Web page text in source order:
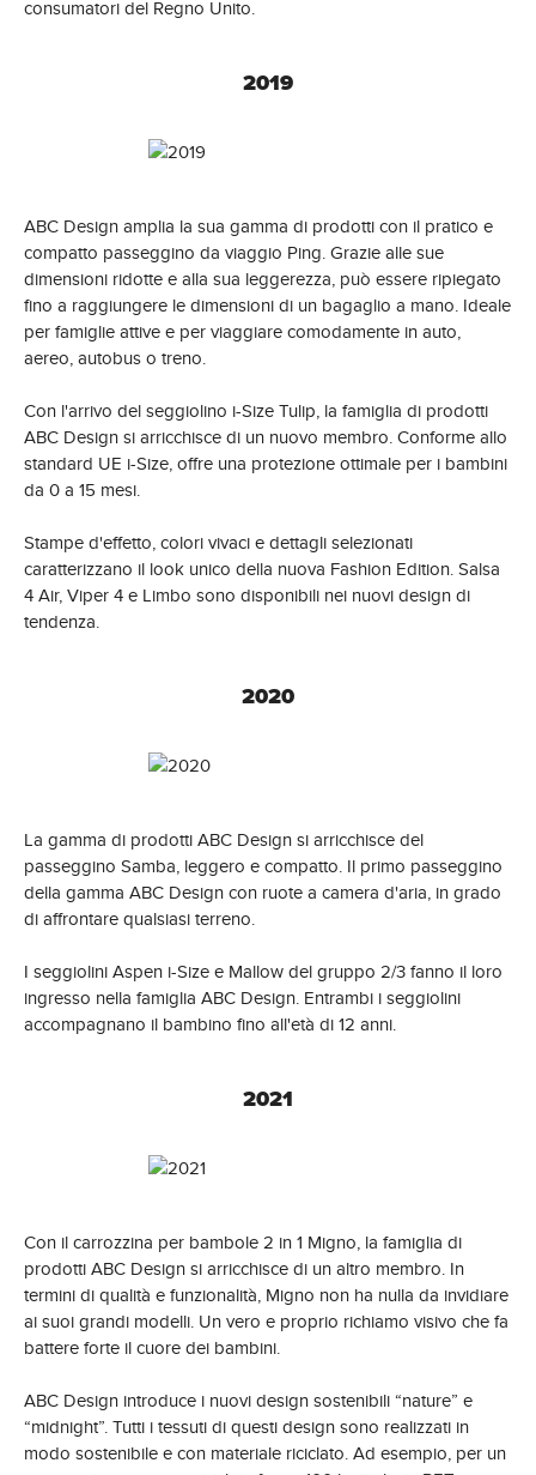
consumatori del Regno Unito.
2019
ABC Design amplia la sua gamma di prodotti con il pratico e
compatto passeggino da viaggio Ping. Grazie alle sue
dimensioni ridotte e alla sua leggerezza, può essere ripiegato
fino a raggiungere le dimensioni di un bagaglio a mano. Ideale
per famiglie attive e per viaggiare comodamente in auto,
aereo, autobus o treno.
Con l'arrivo del seggiolino i-Size Tulip, la famiglia di prodotti
ABC Design si arricchisce di un nuovo membro. Conforme allo
standard UE i-Size, offre una protezione ottimale per i bambini
da 0 a 15 mesi.
Stampe d'effetto, colori vivaci e dettagli selezionati
caratterizzano il look unico della nuova Fashion Edition. Salsa
4 Air, Viper 4 e Limbo sono disponibili nei nuovi design di
tendenza.
2020
La gamma di prodotti ABC Design si arricchisce del
passeggino Samba, leggero e compatto. Il primo passeggino
della gamma ABC Design con ruote a camera d'aria, in grado
di affrontare qualsiasi terreno.
I seggiolini Aspen i-Size e Mallow del gruppo 2/3 fanno il loro
ingresso nella famiglia ABC Design. Entrambi i seggiolini
accompagnano il bambino fino all'età di 12 anni.
2021
Con il carrozzina per bambole 2 in 1 Migno, la famiglia di
prodotti ABC Design si arricchisce di un altro membro. In
termini di qualità e funzionalità, Migno non ha nulla da invidiare
ai suoi grandi modelli. Un vero e proprio richiamo visivo che fa
battere forte il cuore dei bambini.
ABC Design introduce i nuovi design sostenibili “nature” e
“midnight”. Tutti i tessuti di questi design sono realizzati in
modo sostenibile e con materiale riciclato. Ad esempio, per un